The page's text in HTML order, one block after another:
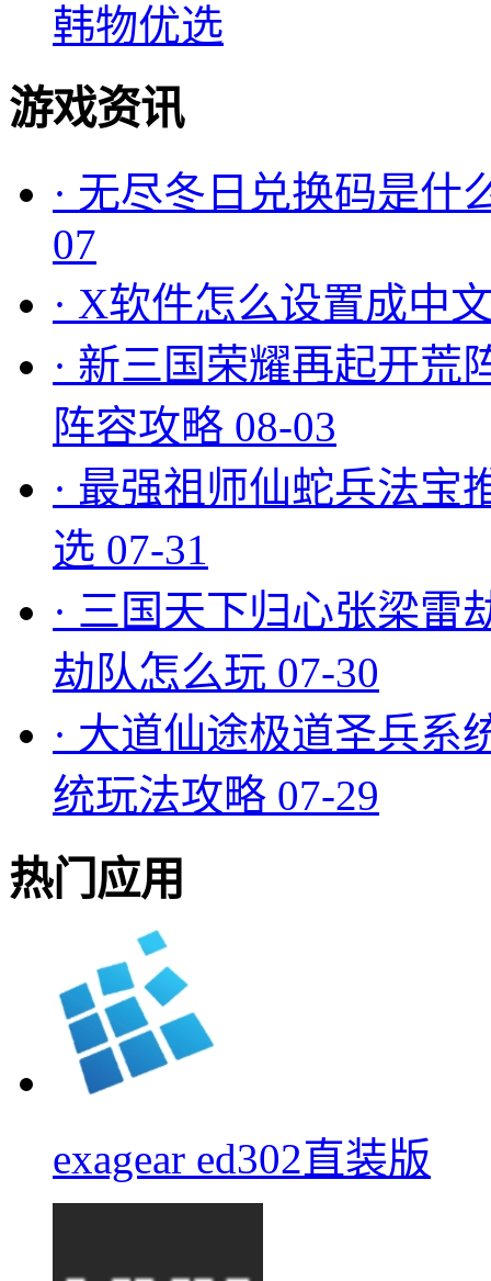
韩物优选
游戏资讯
· 无尽冬日兑换码是什
07
· X软件怎么设置成中
· 新三国荣耀再起开荒
阵容攻略 08-03
· 最强祖师仙蛇兵法宝
选 07-31
· 三国天下归心张梁雷
劫队怎么玩 07-30
· 大道仙途极道圣兵系
统玩法攻略 07-29
热门应用
exagear ed302直装版